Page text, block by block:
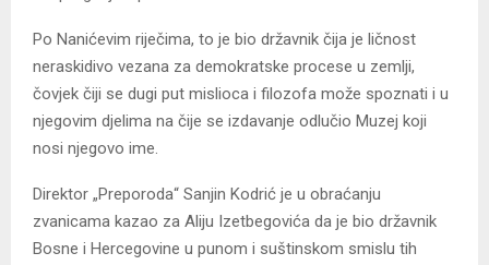
Po Nanićevim riječima, to je bio državnik čija je ličnost
neraskidivo vezana za demokratske procese u zemlji,
čovjek čiji se dugi put mislioca i filozofa može spoznati i u
njegovim djelima na čije se izdavanje odlučio Muzej koji
nosi njegovo ime.
Direktor „Preporoda“ Sanjin Kodrić je u obraćanju
zvanicama kazao za Aliju Izetbegovića da je bio državnik
Bosne i Hercegovine u punom i suštinskom smislu tih